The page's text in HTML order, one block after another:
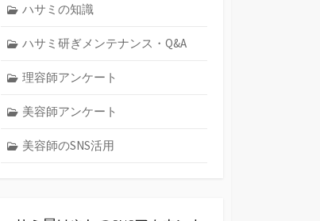
ハサミの知識
ハサミ研ぎメンテナンス・Q&A
理容師アンケート
美容師アンケート
美容師のSNS活用